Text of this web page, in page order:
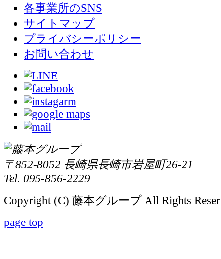
各事業所のSNS
サイトマップ
プライバシーポリシー
お問い合わせ
〒852-8052 長崎県長崎市岩屋町26-21
Tel. 095-856-2229
Copyright (C) 藤本グループ All Rights
page top